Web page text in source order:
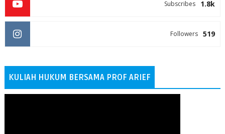
1.8k
Subscribes
519
Followers
KULIAH HUKUM BERSAMA PROF ARIEF